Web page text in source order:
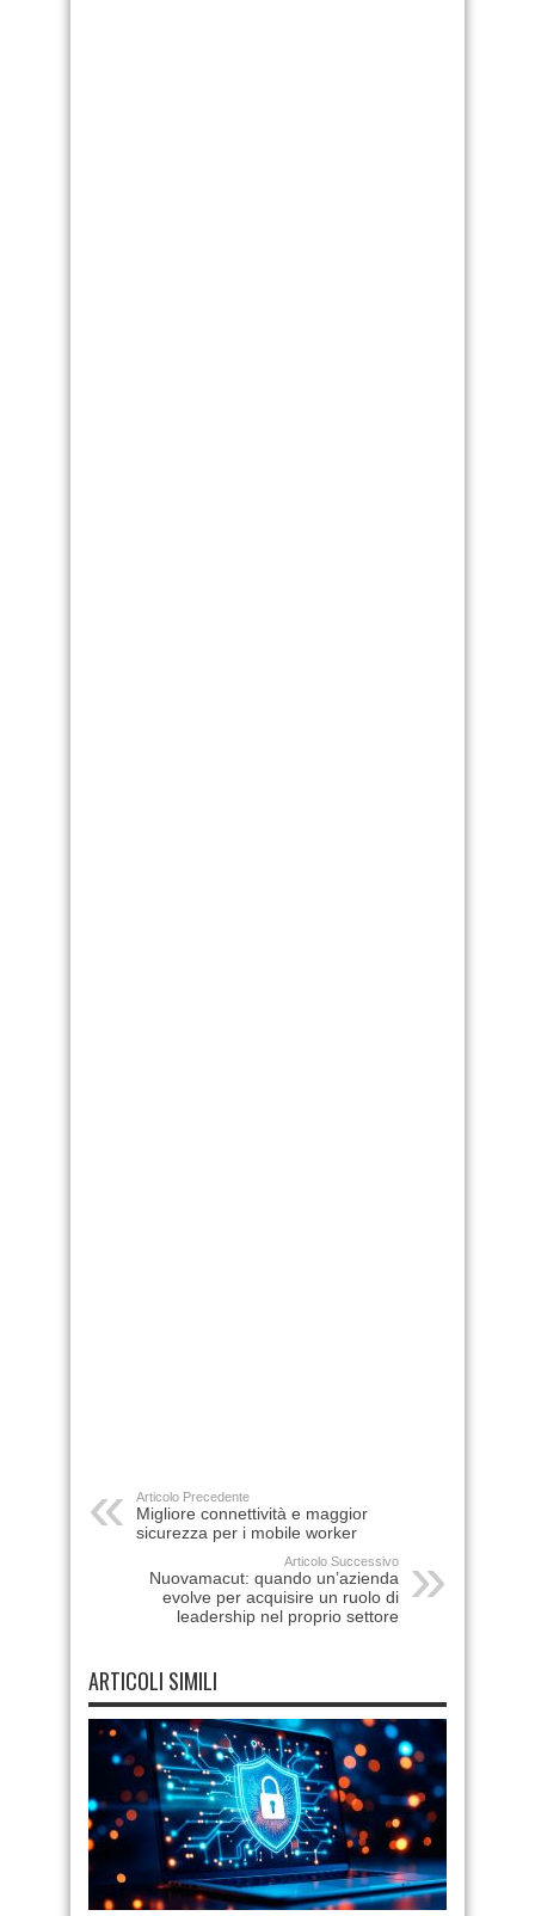
Articolo Precedente
Migliore connettività e maggior
sicurezza per i mobile worker
Articolo Successivo
Nuovamacut: quando un’azienda
evolve per acquisire un ruolo di
leadership nel proprio settore
ARTICOLI SIMILI